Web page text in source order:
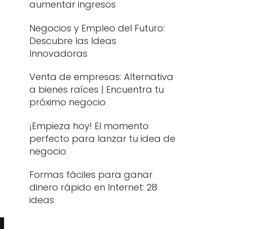
aumentar ingresos
Negocios y Empleo del Futuro:
Descubre las Ideas
Innovadoras
Venta de empresas: Alternativa
a bienes raíces | Encuentra tu
próximo negocio
¡Empieza hoy! El momento
perfecto para lanzar tu idea de
negocio
Formas fáciles para ganar
dinero rápido en Internet: 28
ideas